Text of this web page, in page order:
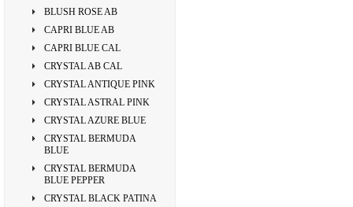
BLUSH ROSE AB
CAPRI BLUE AB
CAPRI BLUE CAL
CRYSTAL AB CAL
CRYSTAL ANTIQUE PINK
CRYSTAL ASTRAL PINK
CRYSTAL AZURE BLUE
CRYSTAL BERMUDA
BLUE
CRYSTAL BERMUDA
BLUE PEPPER
CRYSTAL BLACK PATINA